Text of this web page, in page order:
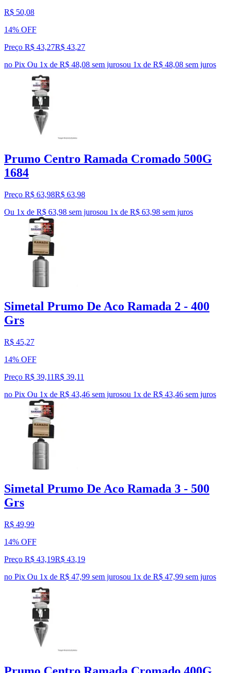
R$ 50,08
14% OFF
Preço R$ 43,27R$ 43,27
no Pix Ou 1x de R$ 48,08 sem jurosou 1x de R$ 48,08 sem juros
Prumo Centro Ramada Cromado 500G
1684
Preço R$ 63,98R$ 63,98
Ou 1x de R$ 63,98 sem jurosou 1x de R$ 63,98 sem juros
Simetal Prumo De Aco Ramada 2 - 400
Grs
R$ 45,27
14% OFF
Preço R$ 39,11R$ 39,11
no Pix Ou 1x de R$ 43,46 sem jurosou 1x de R$ 43,46 sem juros
Simetal Prumo De Aco Ramada 3 - 500
Grs
R$ 49,99
14% OFF
Preço R$ 43,19R$ 43,19
no Pix Ou 1x de R$ 47,99 sem jurosou 1x de R$ 47,99 sem juros